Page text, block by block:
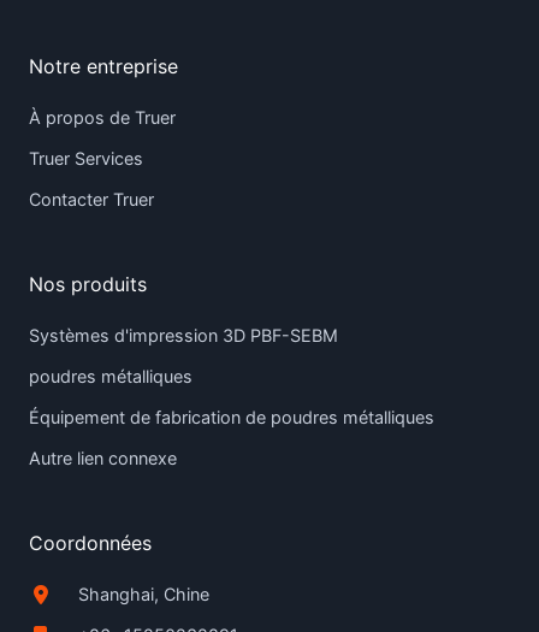
Notre entreprise
À propos de Truer
Truer Services
Contacter Truer
Nos produits
Systèmes d'impression 3D PBF-SEBM
poudres métalliques
Équipement de fabrication de poudres métalliques
Autre lien connexe
Coordonnées
Shanghai, Chine